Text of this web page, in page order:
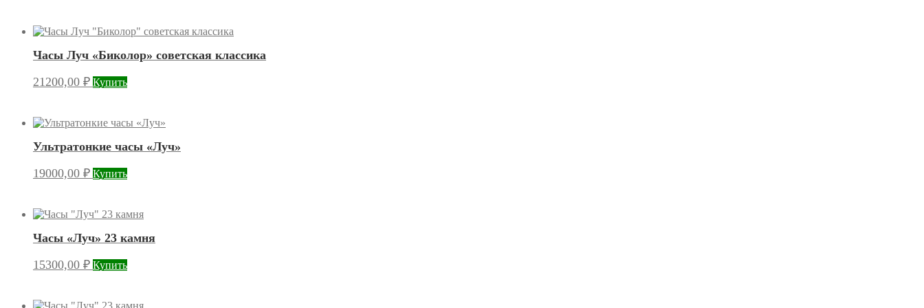
Часы Луч «Биколор» советская классика
21200,00 ₽ Купить
Ультратонкие часы «Луч»
19000,00 ₽ Купить
Часы «Луч» 23 камня
15300,00 ₽ Купить